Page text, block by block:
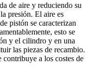
de aire y reduciendo su
presión. El aire es
pistón se caracterizan
esto se
y el cilindro y en una
las piezas de recambio.
a los costes de